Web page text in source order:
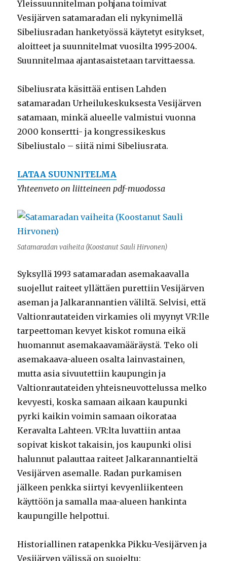
Yleissuunnitelman pohjana toimivat
Vesijärven satamaradan eli nykynimellä
Sibeliusradan hanketyössä käytetyt esitykset,
aloitteet ja suunnitelmat vuosilta 1995-2004.
Suunnitelmaa ajantasaistetaan tarvittaessa.
Sibeliusrata käsittää entisen Lahden
satamaradan Urheilukeskuksesta Vesijärven
satamaan, minkä alueelle valmistui vuonna
2000 konsertti- ja kongressikeskus
Sibeliustalo – siitä nimi Sibeliusrata.
LATAA SUUNNITELMA
Yhteenveto on liitteineen pdf-muodossa
Satamaradan vaiheita (Koostanut Sauli Hirvonen)
Syksyllä 1993 satamaradan asemakaavalla
suojellut raiteet yllättäen purettiin Vesijärven
aseman ja Jalkarannantien väliltä. Selvisi, että
Valtionrautateiden virkamies oli myynyt VR:lle
tarpeettoman kevyet kiskot romuna eikä
huomannut asemakaavamääräystä. Teko oli
asemakaava-alueen osalta lainvastainen,
mutta asia sivuutettiin kaupungin ja
Valtionrautateiden yhteisneuvottelussa melko
kevyesti, koska samaan aikaan kaupunki
pyrki kaikin voimin samaan oikorataa
Keravalta Lahteen. VR:lta luvattiin antaa
sopivat kiskot takaisin, jos kaupunki olisi
halunnut palauttaa raiteet Jalkarannantieltä
Vesijärven asemalle. Radan purkamisen
jälkeen penkka siirtyi kevyenliikenteen
käyttöön ja samalla maa-alueen hankinta
kaupungille helpottui.
Historiallinen ratapenkka Pikku-Vesijärven ja
Vesijärven välissä on suojeltu: